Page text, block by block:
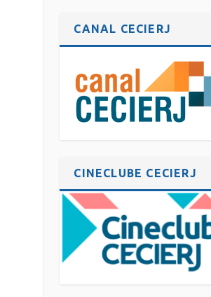
CANAL CECIERJ
CINECLUBE CECIERJ